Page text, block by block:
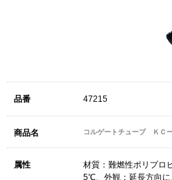
47215
コルゲートチューブ ＫＣ
材質：難燃性ポリプロ
5℃、外観：延長方向